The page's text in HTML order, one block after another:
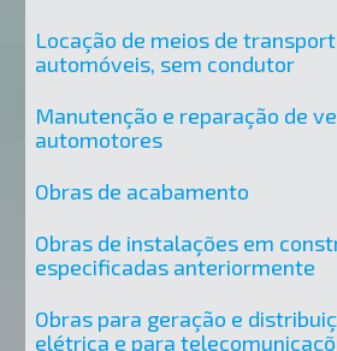
Locação de meios de
automóveis, sem condutor
Manutenção e reparação de
automotores
Obras de acabamento
Obras de instalações em
especificadas anteriormente
Obras para geração e
elétrica e para